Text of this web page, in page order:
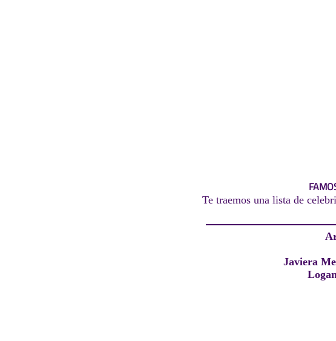
Te traemos una lista de
Javiera